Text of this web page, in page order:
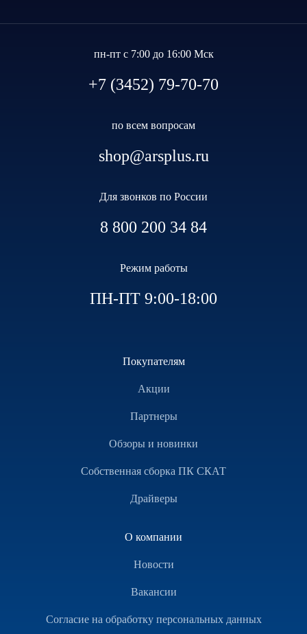
пн-пт с 7:00 до 16:00 Мск
+7 (3452) 79-70-70
по всем вопросам
shop@arsplus.ru
Для звонков по России
8 800 200 34 84
Режим работы
ПН-ПТ 9:00-18:00
Покупателям
Акции
Партнеры
Обзоры и новинки
Собственная сборка ПК СКАТ
Драйверы
О компании
Новости
Вакансии
Согласие на обработку персональных данных